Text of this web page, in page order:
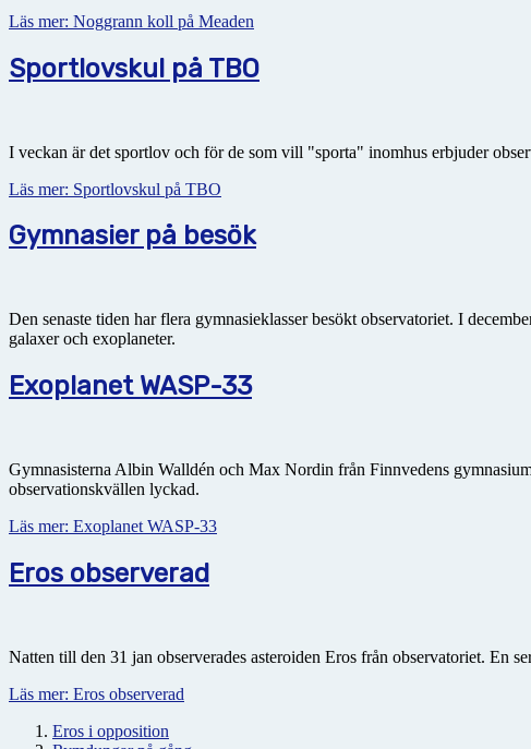
Läs mer: Noggrann koll på Meaden
Sportlovskul på TBO
I veckan är det sportlov och för de som vill "sporta" inomhus erbjuder
Läs mer: Sportlovskul på TBO
Gymnasier på besök
Den senaste tiden har flera gymnasieklasser besökt observatoriet. I
galaxer och exoplaneter.
Exoplanet WASP-33
Gymnasisterna Albin Walldén och Max Nordin från Finnvedens
observationskvällen lyckad.
Läs mer: Exoplanet WASP-33
Eros observerad
Natten till den 31 jan observerades asteroiden Eros från observatoriet. En
Läs mer: Eros observerad
Eros i opposition